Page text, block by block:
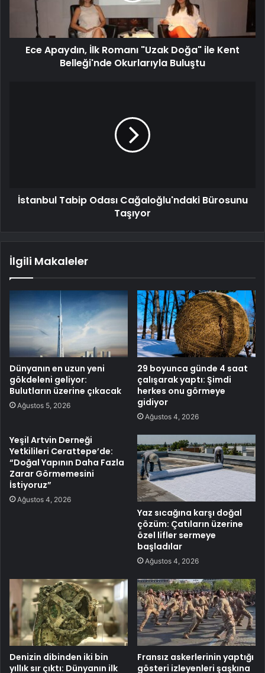
Ece Apaydın, İlk Romanı "Uzak Doğa" ile Kent
Belleği'nde Okurlarıyla Buluştu
İstanbul Tabip Odası Cağaloğlu'ndaki Bürosunu
Taşıyor
İlgili Makaleler
Dünyanın en uzun yeni
gökdeleni geliyor:
Bulutların üzerine çıkacak
Ağustos 5, 2026
29 boyunca günde 4 saat
çalışarak yaptı: Şimdi
herkes onu görmeye
gidiyor
Ağustos 4, 2026
Yeşil Artvin Derneği
Yetkilileri Cerattepe’de:
“Doğal Yapının Daha Fazla
Zarar Görmemesini
İstiyoruz”
Ağustos 4, 2026
Yaz sıcağına karşı doğal
çözüm: Çatıların üzerine
özel lifler sermeye
başladılar
Ağustos 4, 2026
Denizin dibinden iki bin
yıllık sır çıktı: Dünyanın ilk
Fransız askerlerinin yaptığı
gösteri izleyenleri şaşkına